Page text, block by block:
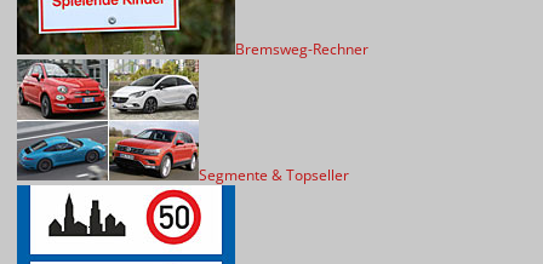
Bremsweg-Rechner
Segmente & Topseller